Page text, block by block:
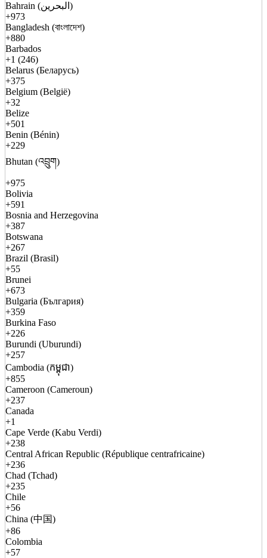
Bahrain (البحرين)
+973
Bangladesh (বাংলাদেশ)
+880
Barbados
+1 (246)
Belarus (Беларусь)
+375
Belgium (België)
+32
Belize
+501
Benin (Bénin)
+229
Bhutan (འབྲུག)
+975
Bolivia
+591
Bosnia and Herzegovina
+387
Botswana
+267
Brazil (Brasil)
+55
Brunei
+673
Bulgaria (България)
+359
Burkina Faso
+226
Burundi (Uburundi)
+257
Cambodia (កម្ពុជា)
+855
Cameroon (Cameroun)
+237
Canada
+1
Cape Verde (Kabu Verdi)
+238
Central African Republic (République centrafricaine)
+236
Chad (Tchad)
+235
Chile
+56
China (中国)
+86
Colombia
+57